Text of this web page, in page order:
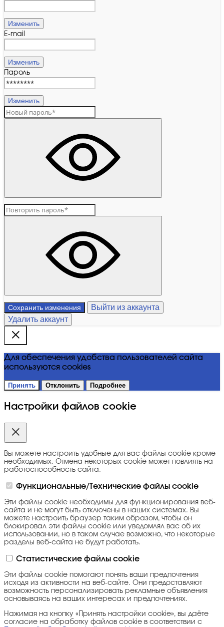
Изменить
E-mail
Изменить
Пароль
Изменить
Сохранить изменения
Выйти из аккаунта
Удалить аккаунт
Для обеспечения удобства пользователей сайта
используются cookies
Принять Отклонить Подробнее
Настройки файлов cookie
Вы можете настроить удобные для вас файлы cookie кроме
необходимых. Отмена некоторых cookie может повлиять на
работоспособность сайта.
Функциональные/Технические файлы cookie
Эти файлы cookie необходимы для функционирования веб-
сайта и не могут быть отключены в наших системах. Вы
можете настроить браузер таким образом, чтобы он
блокировал эти файлы cookie или уведомлял вас об их
использовании, но в таком случае возможно, что некоторые
разделы веб-сайта не будут работать.
Статистические файлы cookie
Эти файлы cookie помогают понять ваши предпочтения
исходя из активности на веб-сайте. Они предоставляют
возможность персонализировать рекламные объявления
основываясь на ваших интересах и предпочтениях.
Нажимая на кнопку «Принять настройки cookie», вы даёте
согласие на обработку файлов cookie в соответствии с